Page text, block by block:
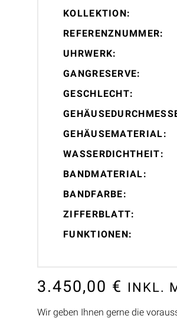
KOLLEKTION:
REFERENZNUMMER:
UHRWERK:
GANGRESERVE:
GESCHLECHT:
GEHÄUSEMATERIAL:
WASSERDICHTHEIT:
BANDMATERIAL:
BANDFARBE:
ZIFFERBLATT:
FUNKTIONEN:
3.450,00 € INKL.
Wir geben Ihnen gerne die